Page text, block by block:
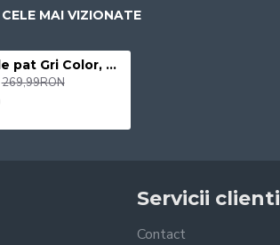
CELE MAI VIZIONATE
Lenjerie de pat Gri Color, cearceaf cu Elastic , 6 Piese , bumbac finet ,2 persoane 187/SON
269,99RON
Servicii clienti
Contact